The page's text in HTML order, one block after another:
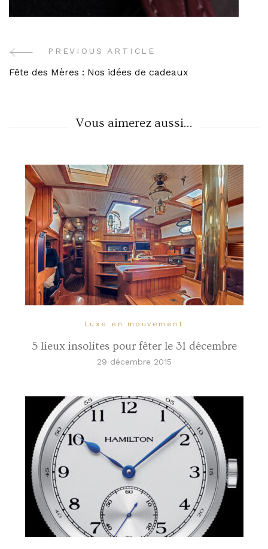
Post
PREVIOUS ARTICLE
Fête des Mères : Nos idées de cadeaux
Vous aimerez aussi...
Luxe en mouvement
5 lieux insolites pour fêter le 31 décembre
29 décembre 2015